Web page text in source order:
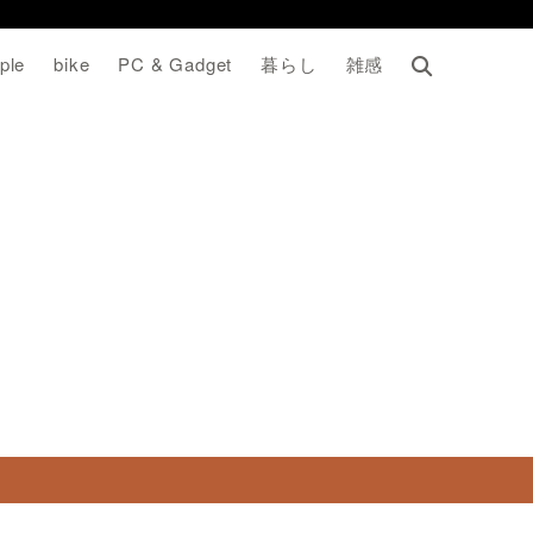
bike PC & Gadget 暮らし 雑感